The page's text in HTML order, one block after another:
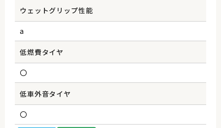
ウェットグリップ性能
a
低燃費タイヤ
〇
低車外音タイヤ
〇